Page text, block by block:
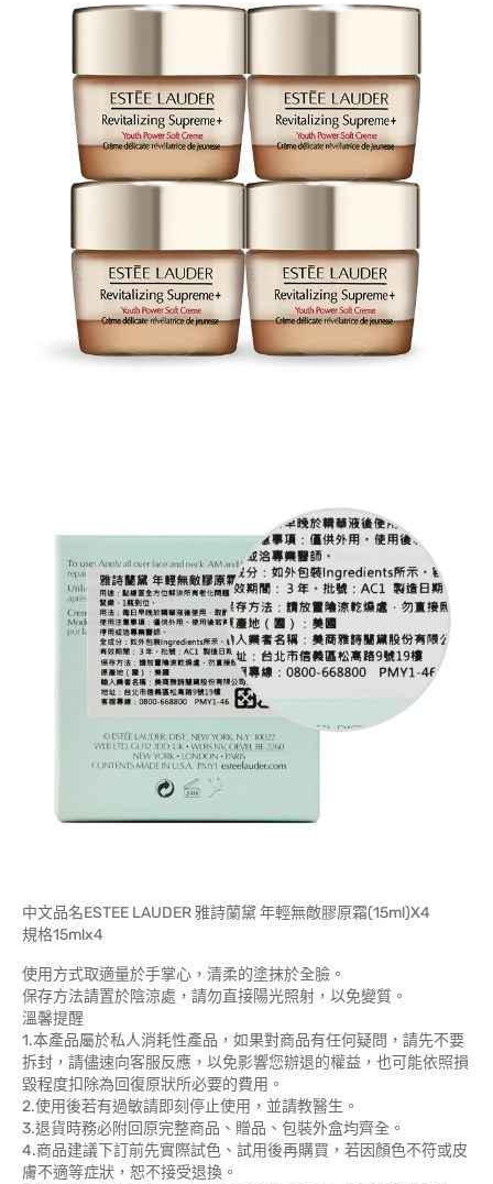
中文品名ESTEE LAUDER 雅詩蘭黛 年輕無敵膠原霜(15ml)X4
規格15mlx4
使用方式取適量於手掌心，清柔的塗抹於全臉。
保存方法請置於陰涼處，請勿直接陽光照射，以免變質。
溫馨提醒
1.本產品屬於私人消耗性產品，如果對商品有任何疑問，請先不要
拆封，請儘速向客服反應，以免影響您辦退的權益，也可能依照損
毀程度扣除為回復原狀所必要的費用。
2.使用後若有過敏請即刻停止使用，並請教醫生。
3.退貨時務必附回原完整商品、贈品、包裝外盒均齊全。
4.商品建議下訂前先實際試色、試用後再購買，若因顏色不符或皮
膚不適等症狀，恕不接受退換。